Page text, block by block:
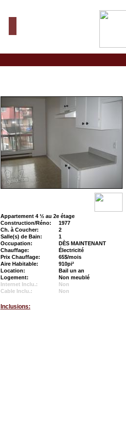
Appartement 4 ½ au 2e étage
Construction/Réno:
1977
Ch. à Coucher:
2
Salle(s) de Bain:
1
Occupation:
DÈS MAINTENANT
Chauffage:
Électricité
Prix Chauffage:
65$/mois
Aire Habitable:
910pi²
Location:
Bail un an
Logement:
Non meublé
Internet Inclu.:
Non
Cable Inclu.:
Non
Inclusions: